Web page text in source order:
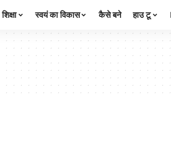
शिक्षा स्वयं का विकास कैसे बने हाउ टू